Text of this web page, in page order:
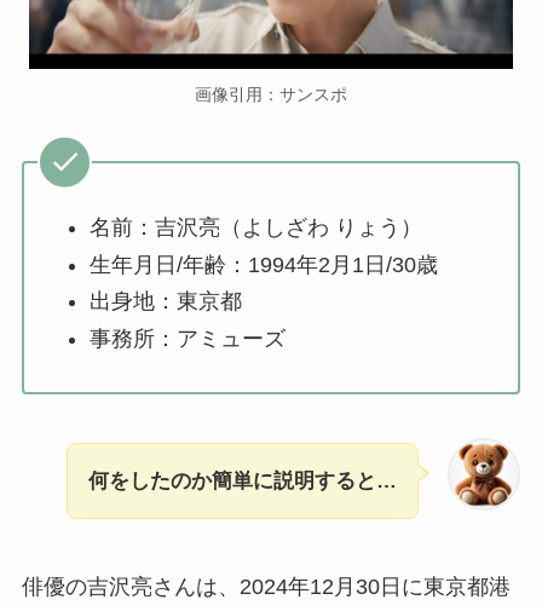
画像引用：サンスポ
名前：吉沢亮（よしざわ りょう）
生年月日/年齢：1994年2月1日/30歳
出身地：東京都
事務所：アミューズ
何をしたのか簡単に説明すると…
俳優の吉沢亮さんは、2024年12月30日に東京都港